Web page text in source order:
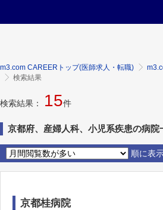
m3.com CAREERトップ(医師求人・転職)
検索結果
検索結果： 15件
京都府、産婦人科、小児系疾患の病院
順に表
京都桂病院